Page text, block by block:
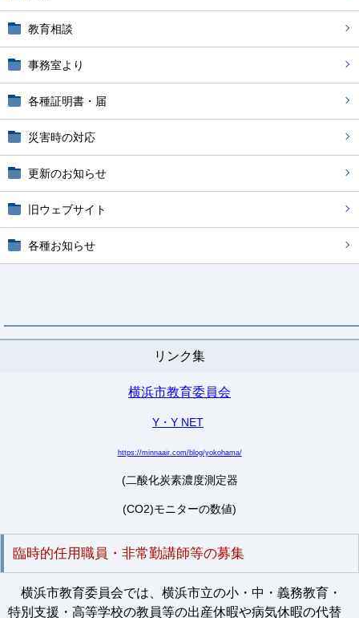
教育相談
事務室より
各種証明書・届
災害時の対応
更新のお知らせ
旧ウェブサイト
各種お知らせ
リンク集
横浜市教育委員会
Y・Y NET
https://minnaair.com/blog/yokohama/
(二酸化炭素濃度測定器
(CO2)モニターの数値)
臨時的任用職員・非常勤講師等の募集
横浜市教育委員会では、横浜市立の小・中・義務教育・
特別支援・高等学校の教員等の出産休暇や病気休暇の代替